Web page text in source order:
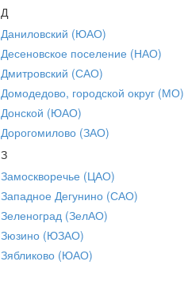
Д
Даниловский (ЮАО)
Десеновское поселение (НАО)
Дмитровский (САО)
Домодедово, городской округ (МО)
Донской (ЮАО)
Дорогомилово (ЗАО)
З
Замоскворечье (ЦАО)
Западное Дегунино (САО)
Зеленоград (ЗелАО)
Зюзино (ЮЗАО)
Зябликово (ЮАО)